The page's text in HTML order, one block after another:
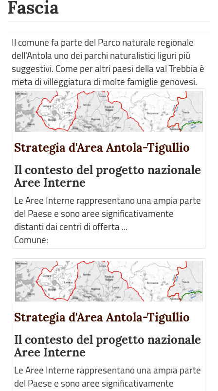
Fascia
Il comune fa parte del Parco naturale regionale
dell'Antola uno dei parchi naturalistici liguri più
suggestivi. Come per altri paesi della val Trebbia è
meta di villeggiatura di molte famiglie genovesi.
Strategia d'Area Antola-Tigullio
Il contesto del progetto nazionale
Aree Interne
Le Aree Interne rappresentano una ampia parte
del Paese e sono aree significativamente
distanti dai centri di offerta ...
Comune:
Strategia d'Area Antola-Tigullio
Il contesto del progetto nazionale
Aree Interne
Le Aree Interne rappresentano una ampia parte
del Paese e sono aree significativamente